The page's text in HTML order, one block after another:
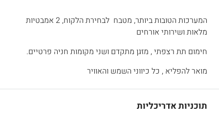
המערכות הטובות ביותר, מטבח לבחירת הלקוח, 2 אמבטיות
מלאות ושירותי אורחים
חימום תת רצפתי , מזגן מתקדם ושני מקומות חניה פרטיים.
מואר להפליא , כל כיווני השמש והאוויר
תוכניות אדריכליות